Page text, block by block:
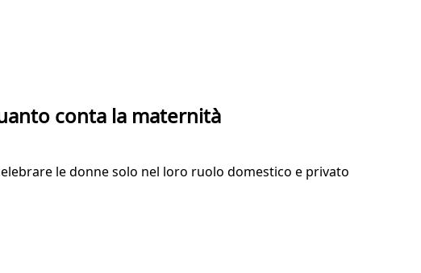
conta la maternità
le donne solo nel loro ruolo domestico e privato